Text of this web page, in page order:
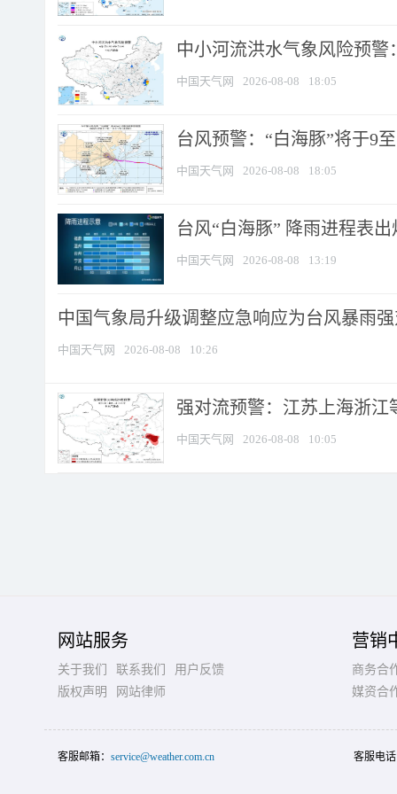
中小河流洪水气象风险预
中国天气网 2026-08-08 18:05
台风预警：“白海豚”将于9
中国天气网 2026-08-08 18:05
台风“白海豚” 降雨进程表
中国天气网 2026-08-08 13:19
中国气象局升级调整应急响应为台风暴雨
中国天气网 2026-08-08 10:26
强对流预警：江苏上海浙江
中国天气网 2026-08-08 10:05
网站服务
关于我们 联系我们
用户反馈
版权声明
网站律师
营销
商务合
媒资合
客服邮箱： service@weather.com.cn 客服电